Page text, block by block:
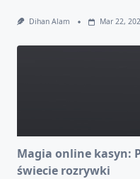
Dihan Alam Mar 22,
Magia online kasyn:
świecie rozrywki